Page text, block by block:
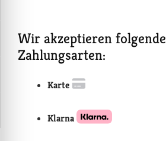
Wir akzeptieren folgende
Zahlungsarten:
Karte
Klarna